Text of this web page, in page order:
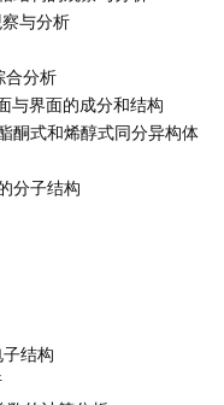
与分析
合分析
与界面的成分和结构
酮式和烯醇式同分异构体
分子结构
结构